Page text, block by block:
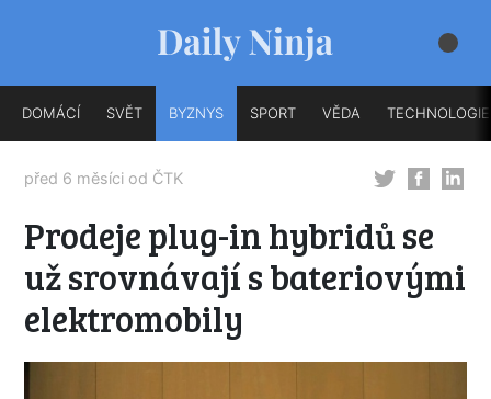
DOMÁCÍ SVĚT BYZNYS SPORT VĚDA TECHNOLOGIE
před 6 měsíci od ČTK
Prodeje plug-in hybridů se
už srovnávají s bateriovými
elektromobily